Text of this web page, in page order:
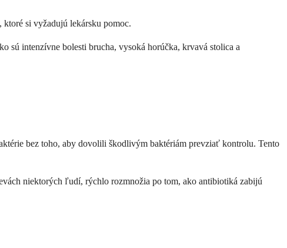
si vyžadujú lekársku pomoc.
sú intenzívne bolesti brucha, vysoká horúčka, krvavá stolica a
bez toho, aby dovolili škodlivým baktériám prevziať kontrolu. Tento
niektorých ľudí, rýchlo rozmnožia po tom, ako antibiotiká zabijú